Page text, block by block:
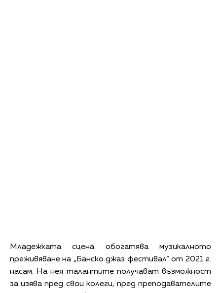
Младежката сцена обогатява музикалното
преживяване на „Банско джаз фестивал“ от 2021 г.
насам. На нея талантите получават възможност
за изява пред свои колеги, пред преподавателите